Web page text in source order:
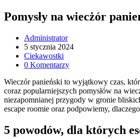
Pomysły na wiecżór
Administrator
5 stycznia 2024
Ciekawostki
0 Komentarzy
Wieczór panieński to wyjątkowy czas,
coraz popularniejszych pomysłów na
niezapomnianej przygody w gronie
escape roomie oraz podpowiemy,
5 powodów, dla których